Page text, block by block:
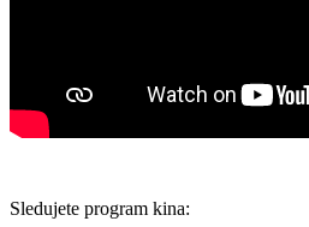
Sledujete program kina: